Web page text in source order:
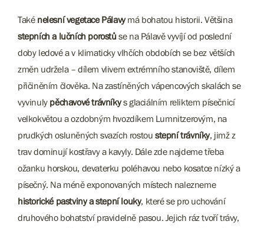
Také nelesní vegetace Pálavymá bohatou historii. Většina
stepních a lučních porostůse na Pálavě vyvíjí od poslední
doby ledové a v klimaticky vlhčích obdobích se bez větších
změn udržela – dílem vlivem extrémního stanoviště, dílem
přičiněním člověka. Na zastíněných vápencových skalách se
vyvinuly pěchavové trávníkys glaciálním reliktem písečnicí
velkokvětou a ozdobným hvozdíkem Lumnitzerovým, na
prudkých osluněných svazích rostoustepní trávníky, jimž z
trav dominují kostřavy a kavyly. Dále zde najdeme třeba
ožanku horskou, devaterku poléhavou nebo kosatce nízký a
písečný. Na méně exponovaných místech nalezneme
historické pastviny a stepní louky, které se pro uchování
druhového bohatství pravidelně pasou. Jejich ráz tvoří trávy,